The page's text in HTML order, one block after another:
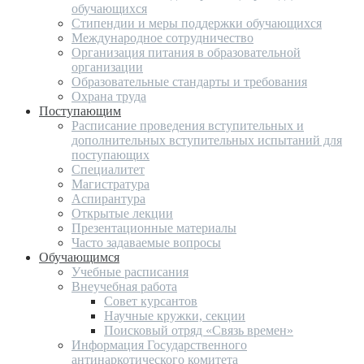
обучающихся
Стипендии и меры поддержки обучающихся
Международное сотрудничество
Организация питания в образовательной
организации
Образовательные стандарты и требования
Охрана труда
Поступающим
Расписание проведения вступительных и
дополнительных вступительных испытаний для
поступающих
Специалитет
Магистратура
Аспирантура
Открытые лекции
Презентационные материалы
Часто задаваемые вопросы
Обучающимся
Учебные расписания
Внеучебная работа
Совет курсантов
Научные кружки, секции
Поисковый отряд «Связь времен»
Информация Государственного
антинаркотического комитета